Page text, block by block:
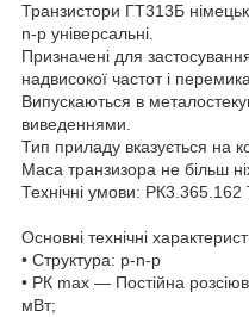
Транзистори ГТ313Б
n-p універсальні.
Призначені для
надвисокої частот і
Випускаються в
виведеннями.
Тип приладу вказується на
Маса транзизора не більш
Технічні умови: РК3.365.162
Основні технічні
• Структура: p-n-p
• РК max — Постійна
мВт;